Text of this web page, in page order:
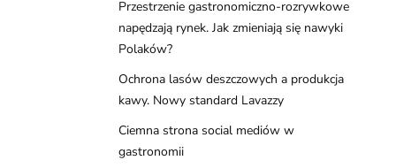
Przestrzenie gastronomiczno-rozrywkowe
napędzają rynek. Jak zmieniają się nawyki
Polaków?
Ochrona lasów deszczowych a produkcja
kawy. Nowy standard Lavazzy
Ciemna strona social mediów w
gastronomii